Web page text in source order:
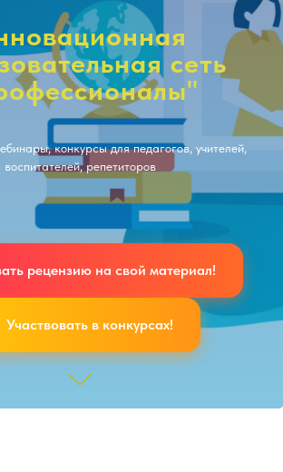
сеть
конкурсы для педагогов, учителей,
воспитателей, репетиторов
рецензию на свой материал!
Участвовать в конкурсах!